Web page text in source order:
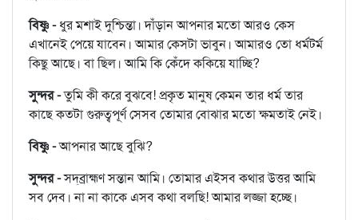
বিষ্ণু -ধুর মশাই দুশ্চিন্তা। দাঁড়ান আপনার মতো আরও কেস
এখানেই পেয়ে যাবেন। আমার কেসটা ভাবুন। আমারও তো ধর্মটর্ম
কিছু আছে। বা ছিল। আমি কি কেঁদে ককিয়ে যাচ্ছি?
সুন্দর -তুমি কী করে বুঝবে! প্রকৃত মানুষ কেমন তার ধর্ম তার
কাছে কতটা গুরুত্বপূর্ণ সেসব তোমার বোঝার মতো ক্ষমতাই নেই।
বিষ্ণু -আপনার আছে বুঝি?
সুন্দর -সদ্‌ব্রাহ্মণ সন্তান আমি। তোমার এইসব কথার উত্তর আমি
সব দেব। না না কাকে এসব কথা বলছি! আমার লজ্জা হচ্ছে।